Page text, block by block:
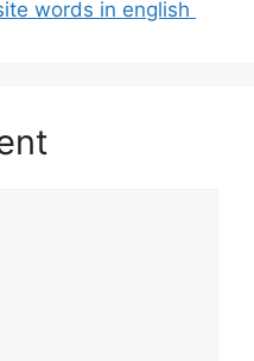
words in english